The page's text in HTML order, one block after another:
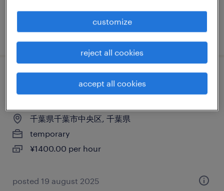
¥1500.00 per hour
posted 9 april 2026
その他の仕分け・ピッキング・梱包、組
立・部品加工、検品
千葉県千葉市中央区, 千葉県
temporary
¥1400.00 per hour
posted 19 august 2025
customize
reject all cookies
accept all cookies